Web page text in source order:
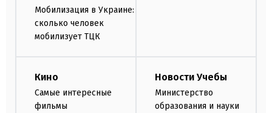
Мобилизация в Украине:
сколько человек
мобилизует ТЦК
Кино
Самые интересные
фильмы
Новости Учебы
Министерство
образования и науки